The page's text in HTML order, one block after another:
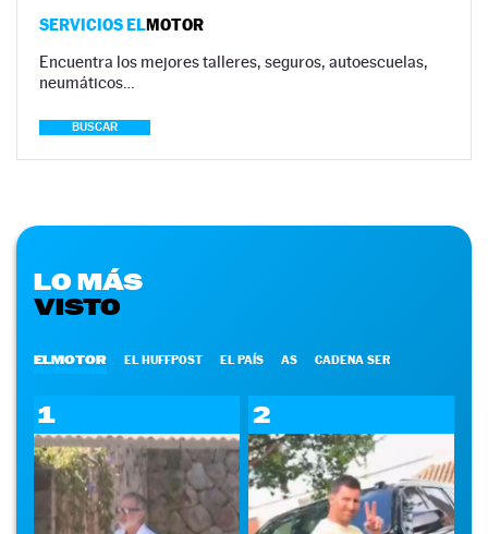
SERVICIOS ELMOTOR
Encuentra los mejores talleres, seguros, autoescuelas,
neumáticos…
BUSCAR
LO MÁS
VISTO
ELMOTOR EL HUFFPOST EL PAÍS AS CADENA SER
1 2